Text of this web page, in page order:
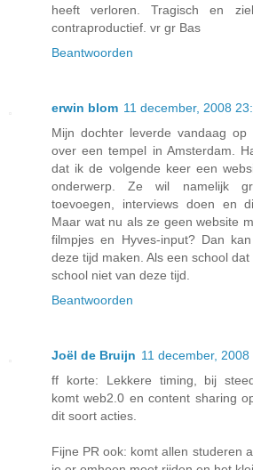
heeft verloren. Tragisch en
contraproductief. vr gr Bas
Beantwoorden
erwin blom 11 december, 2008
Mijn dochter leverde vandaag
over een tempel in Amsterdam.
dat ik de volgende keer een
onderwerp. Ze wil namelijk
toevoegen, interviews doen en
Maar wat nu als ze geen website
filmpjes en Hyves-input? Dan
deze tijd maken. Als een school
school niet van deze tijd.
Beantwoorden
Joël de Bruijn 11 december, 2008
ff korte: Lekkere timing, bij
komt web2.0 en content sharing
dit soort acties.
Fijne PR ook: komt allen studeren